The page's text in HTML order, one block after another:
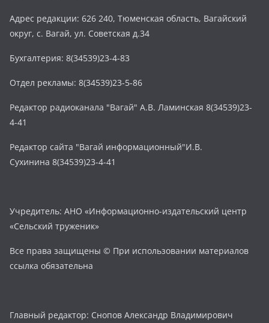
Адрес редакции: 626 240, Тюменская область, Вагайский
округ, с. Вагай, ул. Советская д.34
Бухгалтерия: 8(34539)23-4-83
Отдел рекламы: 8(34539)23-5-86
Редактор радиоканала "Вагай" А.В. Ламинская 8(34539)23-
4-41
Редактор сайта "Вагай информационный"И.В.
Сухинина 8(34539)23-4-41
Учредитель: АНО «Информационно-издательский центр
«Сельский труженик»
Все права защищены © При использовании материалов
ссылка обязательна
Главный редактор: Снопов Александр Владимирович